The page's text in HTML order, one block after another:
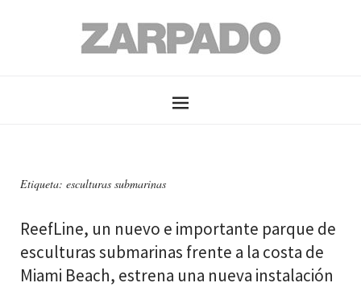
Etiqueta: esculturas submarinas
ReefLine, un nuevo e importante parque de
esculturas submarinas frente a la costa de
Miami Beach, estrena una nueva instalación